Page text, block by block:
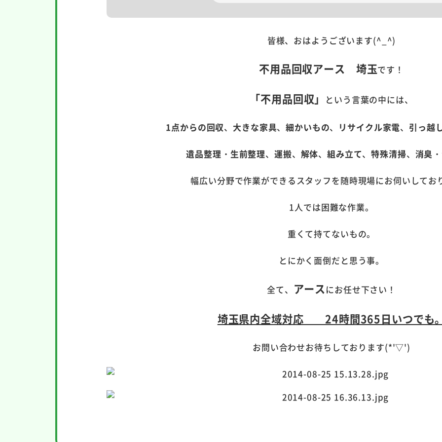
皆様、おはようございます(^_^)
不用品回収アース 埼玉です！
「不用品回収」 という言葉の中には、
1点からの回収、 大きな家具、細かいもの、 リサイクル家電、 引っ越
遺品整理・生前整理、 運搬、 解体、組み立て、特殊清掃、 消臭
幅広い分野で作業ができるスタッフを随時現場にお伺いしてお
1人では困難な作業。
重くて持てないもの。
とにかく面倒だと思う事。
全て、 アース にお任せ下さい！
埼玉県内全域対応 24時間365日いつでも
お問い合わせお待ちしております(*'▽')